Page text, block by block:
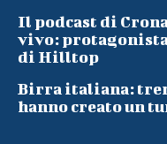
Il podcast di
vivo:
di Hilltop
Birra italiana:
hanno creato un